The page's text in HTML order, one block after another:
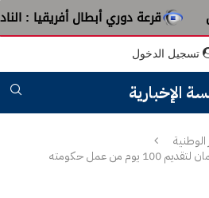
قرعة دوري أبطال أفريقيا : النادي
تسجيل الدخول
الإخبارية
الوطنية
من عمل حكومته